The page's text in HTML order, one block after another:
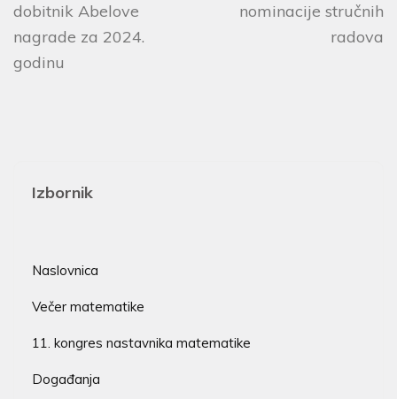
dobitnik Abelove
nagrade za 2024.
godinu
nominacije stručnih
radova
Izbornik
Naslovnica
Večer matematike
11. kongres nastavnika matematike
Događanja